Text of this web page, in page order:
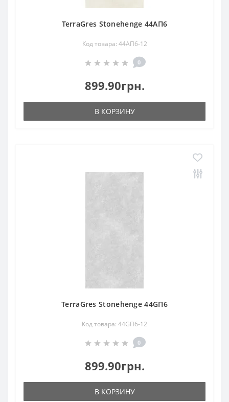
TerraGres Stonehenge 44АП6
Код товара: 44АП6-12
0
899.90грн.
В КОРЗИНУ
TerraGres Stonehenge 44GП6
Код товара: 44GП6-12
0
899.90грн.
В КОРЗИНУ